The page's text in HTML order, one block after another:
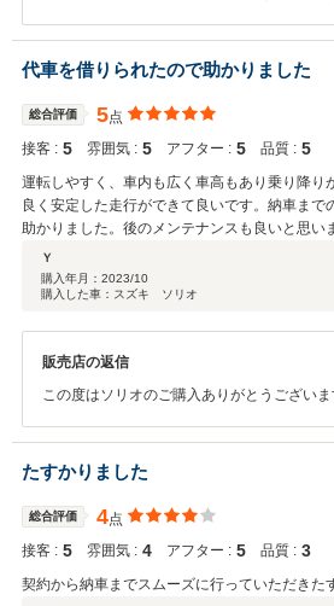
葉ありがとうございます！ まずはソリオの
分楽しんでいただければ幸いです。 メンテ
ておりますので、これからもどうぞよろしく
代車を借りられたので助かりました
総合評価 5点
接客 : 5 雰囲気 : 5 アフター : 5 品質 : 5
運転しやすく、車内も広く車高もあり乗り降り
良く安定した走行ができて良いです。納車まで
助かりました。後のメンテナンスも良いと思い
Ｙ
購入年月： 2023/10
購入した車：スズキ ソリオ
販売店の返信
この度はソリオのご購入ありがとうござい
をいっぱい見つけていただいて嬉しい限り
き合いになりますが、どうぞよろしくお願い
同お待ちしております。
たすかりました
総合評価 4点
接客 : 5 雰囲気 : 4 アフター : 5 品質 : 3
契約から納車までスムーズに行っていただきた